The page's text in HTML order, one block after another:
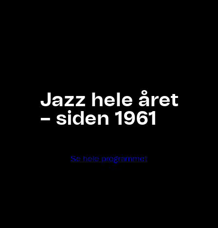
Jazz hele året
– siden 1961
Se hele programmet